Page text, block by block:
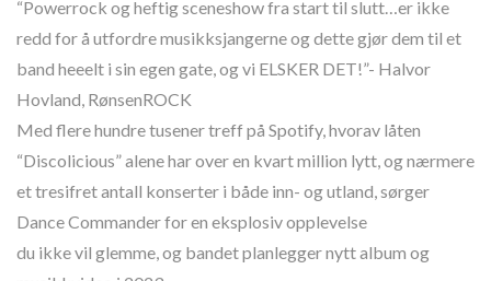
“Powerrock og heftig sceneshow fra start til slutt…er ikke
redd for å utfordre musikksjangerne og dette gjør dem til et
band heeelt i sin egen gate, og vi ELSKER DET!”- Halvor
Hovland, RønsenROCK
Med flere hundre tusener treff på Spotify, hvorav låten
“Discolicious” alene har over en kvart million lytt, og nærmere
et tresifret antall konserter i både inn- og utland, sørger
Dance Commander for en eksplosiv opplevelse
du ikke vil glemme, og bandet planlegger nytt album og